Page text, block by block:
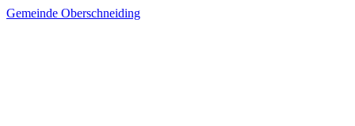
Skip
Gemeinde Oberschneiding